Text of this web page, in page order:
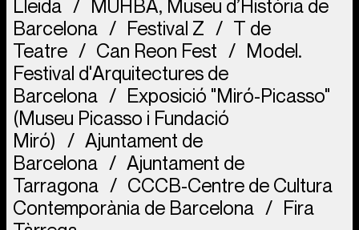
Lleida
MUHBA, Museu d’Història de
Barcelona
Festival Z
T de
Teatre
Can Reon Fest
Model.
Festival d'Arquitectures de
Barcelona
Exposició "Miró-Picasso"
(Museu Picasso i Fundació
Miró)
Ajuntament de
Barcelona
Ajuntament de
Tarragona
CCCB-Centre de Cultura
Contemporània de Barcelona
Fira